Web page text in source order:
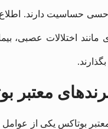
حساسیت دارند.
مانند اختلالات عصبی،
معتبر
معتبر بوتاکس یکی از